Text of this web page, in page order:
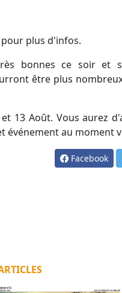
plus d'infos.
être plus
événement au moment
Facebook